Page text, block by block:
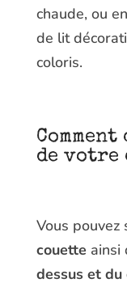
chaude, ou
de lit
coloris.
de votre
Vous pouvez
couette ainsi
dessus et du